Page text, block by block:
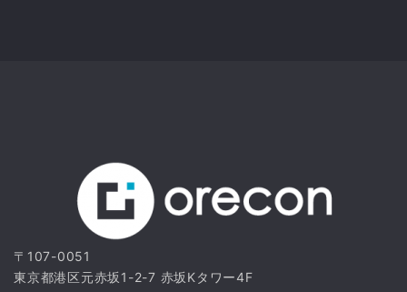
〒107-0051
東京都港区元赤坂1-2-7 赤坂Kタワー4F